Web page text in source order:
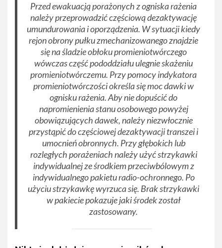
Przed ewakuacją porażonych z ogniska rażenia
należy przeprowadzić częściową dezaktywację
umundurowania i oporządzenia. W sytuacji kiedy
rejon obrony pułku zmechanizowanego znajdzie
się na śladzie obłoku promieniotwórczego
wówczas część pododdziału ulegnie skażeniu
promieniotwórczemu. Przy pomocy indykatora
promieniotwórczości określa się moc dawki w
ognisku rażenia. Aby nie dopuścić do
napromienienia stanu osobowego powyżej
obowiązujących dawek, należy niezwłocznie
przystąpić do częściowej dezaktywacji transzei i
umocnień obronnych. Przy głębokich lub
rozległych porażeniach należy użyć strzykawki
indywidualnej ze środkiem przeciwbólowym z
indywidualnego pakietu radio-ochronnego. Po
użyciu strzykawkę wyrzuca się. Brak strzykawki
w pakiecie pokazuje jaki środek został
zastosowany.